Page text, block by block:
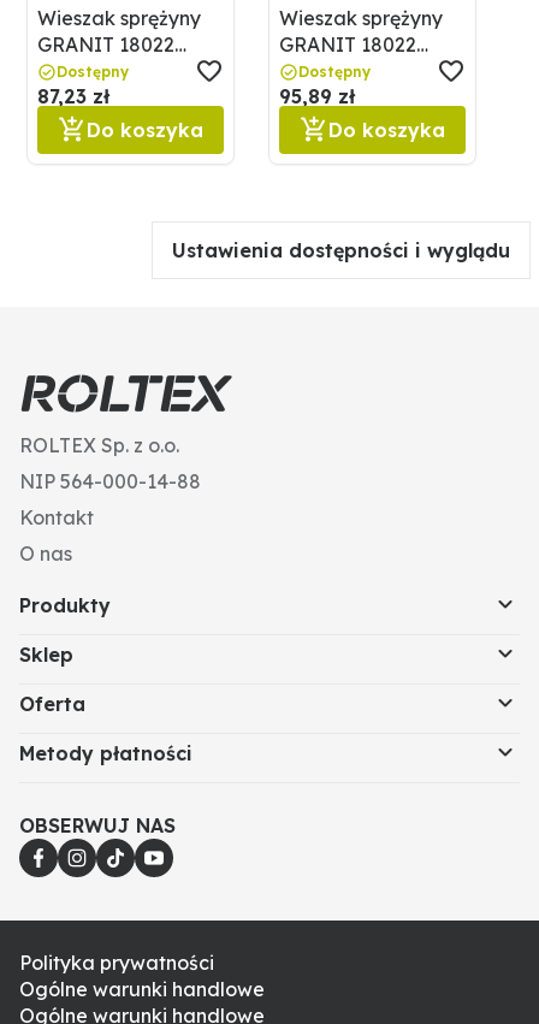
Wieszak sprężyny
GRANIT 18022
91070942
Dostępny
87,23 zł
Do koszyka
Wieszak sprężyny
GRANIT 18022
91070943
Dostępny
95,89 zł
Do koszyka
Ustawienia dostępności i wyglądu
ROLTEX Sp. z o.o.
NIP 564-000-14-88
Kontakt
O nas
Produkty
Sklep
Oferta
Metody płatności
OBSERWUJ NAS
Polityka prywatności
Ogólne warunki handlowe
Ogólne warunki handlowe